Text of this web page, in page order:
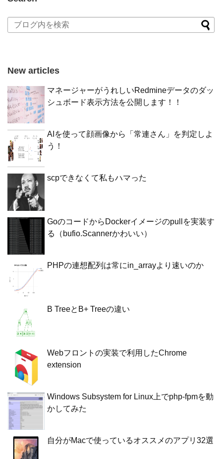
New articles
マネージャーがうれしいRedmineデータのダッ
シュボード表示方法を公開します！！
AIを使って顔画像から「常連さん」を判定しよ
う！
scpできなくて私もハマった
GoのコードからDockerイメージのpullを実装す
る（bufio.Scannerかわいい）
PHPの連想配列は常にin_arrayより速いのか
B TreeとB+ Treeの違い
Webフロントの実装で利用したChrome
extension
Windows Subsystem for Linux上でphp-fpmを動
かしてみた
自分がMacで使っているオススメのアプリ32選